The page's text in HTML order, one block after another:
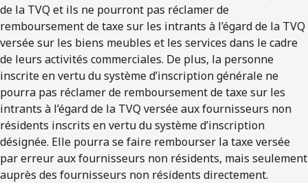
de la TVQ et ils ne pourront pas réclamer de
remboursement de taxe sur les intrants à l’égard de la TVQ
versée sur les biens meubles et les services dans le cadre
de leurs activités commerciales. De plus, la personne
inscrite en vertu du système d’inscription générale ne
pourra pas réclamer de remboursement de taxe sur les
intrants à l’égard de la TVQ versée aux fournisseurs non
résidents inscrits en vertu du système d’inscription
désignée. Elle pourra se faire rembourser la taxe versée
par erreur aux fournisseurs non résidents, mais seulement
auprès des fournisseurs non résidents directement.